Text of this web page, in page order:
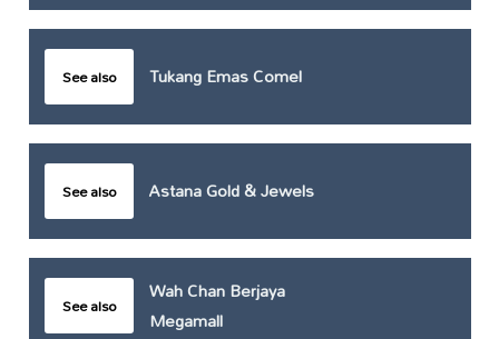
See also Tukang Emas Comel
See also Astana Gold & Jewels
See also
Wah Chan Berjaya
Megamall